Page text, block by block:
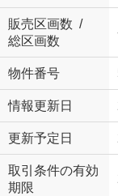
販売区画数 /
総区画数
物件番号
情報更新日
更新予定日
取引条件の有効
期限